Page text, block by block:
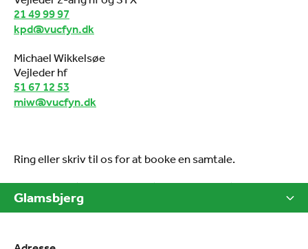
21 49 99 97
kpd@vucfyn.dk
Michael Wikkelsøe
Vejleder hf
51 67 12 53
miw@vucfyn.dk
Ring eller skriv til os for at booke en samtale.
Glamsbjerg